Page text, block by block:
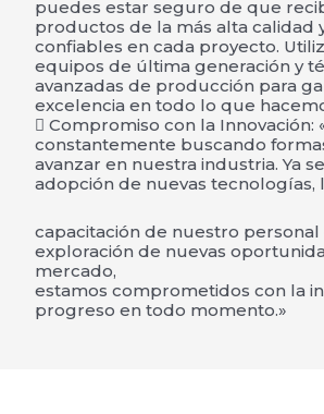
puedes estar seguro de que
productos de la más alta calidad
confiables en cada proyecto.
equipos de última generación y
avanzadas de producción para
excelencia en todo lo que
 Compromiso con la Innovación:
constantemente buscando
avanzar en nuestra industria. Ya
adopción de nuevas tecnologías,
capacitación de nuestro personal
exploración de nuevas
mercado,
estamos comprometidos con la
progreso en todo momento.»